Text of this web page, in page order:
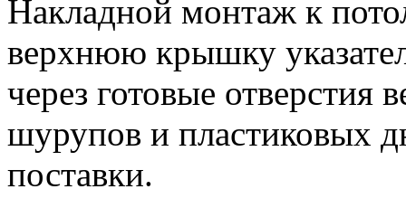
Накладной монтаж к
верхнюю крышку
через готовые
шурупов и пластиковых
поставки.